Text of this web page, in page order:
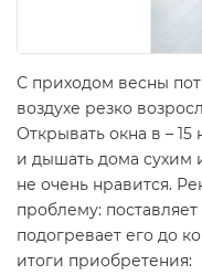
С приходом весны
воздухе резко
Открывать окна в –
и дышать дома сухим
не очень нравится.
проблему:
подогревает его до
итоги приобретения: